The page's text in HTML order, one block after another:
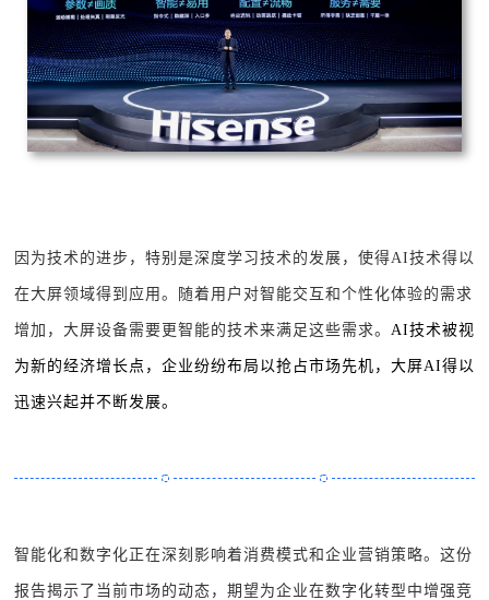
因为技术的进步，特别是深度学习技术的发展，使得AI技术得以
在大屏领域得到应用。随着用户对智能交互和个性化体验的需求
增加，大屏设备需要更智能的技术来满足这些需求。 AI技术被视
为新的经济增长点，企业纷纷布局以抢占市场先机，大屏AI得以
迅速兴起并不断发展。
智能化和数字化正在深刻影响着消费模式和企业营销策略。这份
报告揭示了当前市场的动态，期望为企业在数字化转型中增强竞